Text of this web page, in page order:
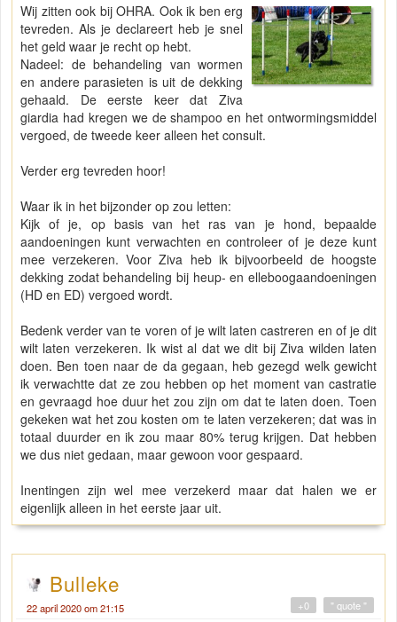
Wij zitten ook bij OHRA. Ook ik ben erg
tevreden. Als je declareert heb je snel
het geld waar je recht op hebt.
Nadeel: de behandeling van wormen
en andere parasieten is uit de dekking
gehaald. De eerste keer dat Ziva
giardia had kregen we de shampoo en het ontwormingsmiddel
vergoed, de tweede keer alleen het consult.
Verder erg tevreden hoor!
Waar ik in het bijzonder op zou letten:
Kijk of je, op basis van het ras van je hond, bepaalde
aandoeningen kunt verwachten en controleer of je deze kunt
mee verzekeren. Voor Ziva heb ik bijvoorbeeld de hoogste
dekking zodat behandeling bij heup- en elleboogaandoeningen
(HD en ED) vergoed wordt.
Bedenk verder van te voren of je wilt laten castreren en of je dit
wilt laten verzekeren. Ik wist al dat we dit bij Ziva wilden laten
doen. Ben toen naar de da gegaan, heb gezegd welk gewicht
ik verwachtte dat ze zou hebben op het moment van castratie
en gevraagd hoe duur het zou zijn om dat te laten doen. Toen
gekeken wat het zou kosten om te laten verzekeren; dat was in
totaal duurder en ik zou maar 80% terug krijgen. Dat hebben
we dus niet gedaan, maar gewoon voor gespaard.
Inentingen zijn wel mee verzekerd maar dat halen we er
eigenlijk alleen in het eerste jaar uit.
Bulleke
22 april 2020 om 21:15 " quote "
+0